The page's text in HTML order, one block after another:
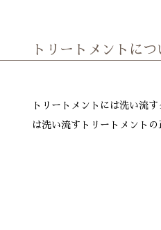
トリートメントにつ
トリートメントには洗い流
は洗い流すトリートメントの